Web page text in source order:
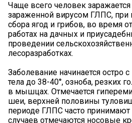
Чаще всего человек
зараженной вирусом ГЛПС, при
сбора ягод и грибов, во время
работах на дачных и
проведении
лесоразработках.
Заболевание начинается остро
тела до 38-40°, озноба, резких
в мышцах. Отмечается
шеи, верхней половины
периоде ГЛПС часто принимают
случаев отмечаются носовые